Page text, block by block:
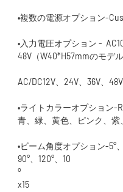
•入力電圧オプション -
•ライトカラーオプション-
•ビーム角度オプション-5°、